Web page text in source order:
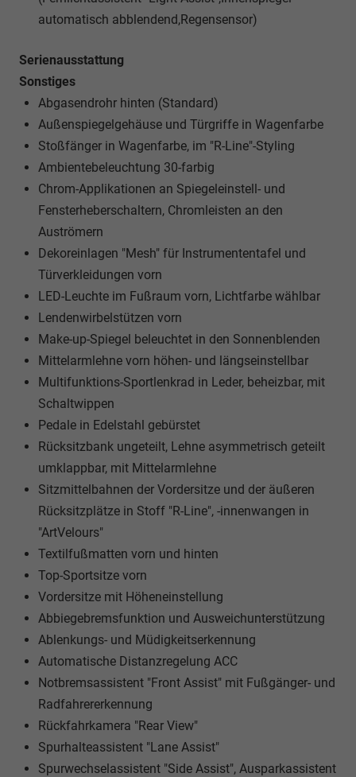
automatisch abblendend,Regensensor)
Serienausstattung
Sonstiges
Abgasendrohr hinten (Standard)
Außenspiegelgehäuse und Türgriffe in Wagenfarbe
Stoßfänger in Wagenfarbe, im "R-Line"-Styling
Ambientebeleuchtung 30-farbig
Chrom-Applikationen an Spiegeleinstell- und
Fensterheberschaltern, Chromleisten an den
Auströmern
Dekoreinlagen "Mesh" für Instrumententafel und
Türverkleidungen vorn
LED-Leuchte im Fußraum vorn, Lichtfarbe wählbar
Lendenwirbelstützen vorn
Make-up-Spiegel beleuchtet in den Sonnenblenden
Mittelarmlehne vorn höhen- und längseinstellbar
Multifunktions-Sportlenkrad in Leder, beheizbar, mit
Schaltwippen
Pedale in Edelstahl gebürstet
Rücksitzbank ungeteilt, Lehne asymmetrisch geteilt
umklappbar, mit Mittelarmlehne
Sitzmittelbahnen der Vordersitze und der äußeren
Rücksitzplätze in Stoff "R-Line", -innenwangen in
"ArtVelours"
Textilfußmatten vorn und hinten
Top-Sportsitze vorn
Vordersitze mit Höheneinstellung
Abbiegebremsfunktion und Ausweichunterstützung
Ablenkungs- und Müdigkeitserkennung
Automatische Distanzregelung ACC
Notbremsassistent "Front Assist" mit Fußgänger- und
Radfahrererkennung
Rückfahrkamera "Rear View"
Spurhalteassistent "Lane Assist"
Spurwechselassistent "Side Assist", Ausparkassistent